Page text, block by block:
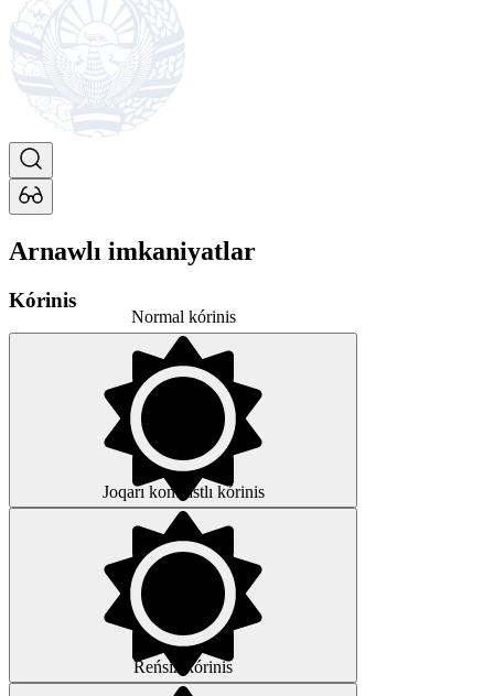
Arnawlı imkaniyatlar
Kórinis
Normal kórinis
Joqarı kontrastlı kórinis
Reńsiz kórinis